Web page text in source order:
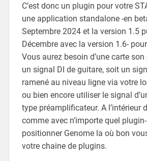
C’est donc un plugin pour votre
une application standalone -en
Septembre 2024 et la version 1.5
Décembre avec la version 1.6-
Vous aurez besoin d’une carte
un signal DI de guitare, soit un
ramené au niveau ligne via votre
ou bien encore utiliser le signal
type préamplificateur. A l’intérieur
comme avec n’importe quel
positionner Genome la où bon
votre chaine de plugins.